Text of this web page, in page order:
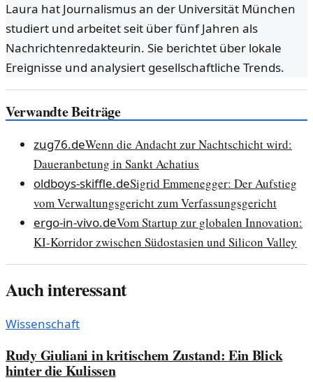
Laura hat Journalismus an der Universität München
studiert und arbeitet seit über fünf Jahren als
Nachrichtenredakteurin. Sie berichtet über lokale
Ereignisse und analysiert gesellschaftliche Trends.
Verwandte Beiträge
zug76.deWenn die Andacht zur Nachtschicht wird:
Daueranbetung in Sankt Achatius
oldboys-skiffle.deSigrid Emmenegger: Der Aufstieg
vom Verwaltungsgericht zum Verfassungsgericht
ergo-in-vivo.deVom Startup zur globalen Innovation:
KI-Korridor zwischen Südostasien und Silicon Valley
Auch interessant
Wissenschaft
Rudy Giuliani in kritischem Zustand: Ein Blick
hinter die Kulissen